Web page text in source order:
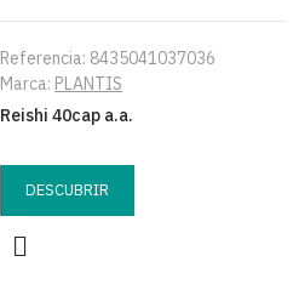
Referencia: 8435041037036
Marca: PLANTIS
Reishi 40cap a.a.
DESCUBRIR